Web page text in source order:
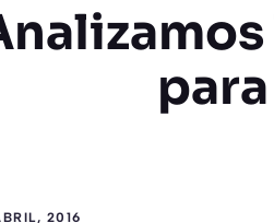
2016